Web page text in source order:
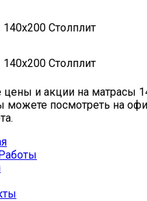
цены и акции на матрасы
можете посмотреть на